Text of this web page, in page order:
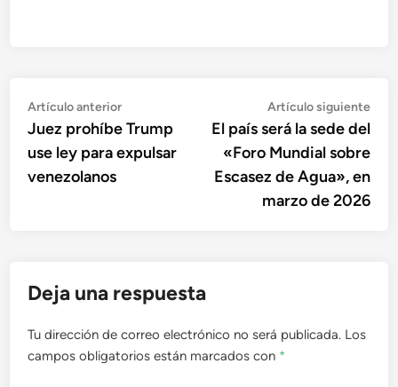
Navegación
de
entradas
Artículo anteriorArtículo
anterior:
Juez prohíbe Trump
use ley para expulsar
venezolanos
Artículo siguiente
El país será la sede del
«Foro Mundial sobre
Escasez de Agua», en
marzo de 2026
Deja una respuesta
Tu dirección de correo electrónico no será publicada. Los
campos obligatorios están marcados con *